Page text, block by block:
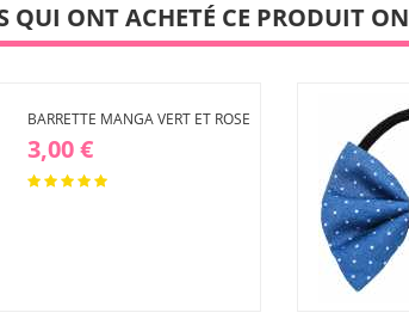
d'envies
QUI ONT ACHETÉ CE PRODUIT
BARRETTE MANGA VERT ET ROSE
3,00 €